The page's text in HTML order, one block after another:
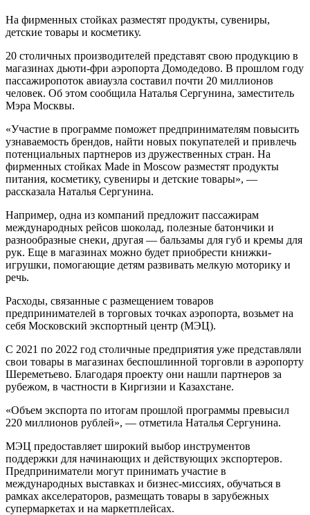
На фирменных стойках разместят продукты, сувениры,
детские товары и косметику.
20 столичных производителей представят свою продукцию в
магазинах дьюти-фри аэропорта Домодедово. В прошлом году
пассажиропоток авиаузла составил почти 20 миллионов
человек. Об этом сообщила Наталья Сергунина, заместитель
Мэра Москвы.
«Участие в программе поможет предпринимателям повысить
узнаваемость брендов, найти новых покупателей и привлечь
потенциальных партнеров из дружественных стран. На
фирменных стойках Made in Moscow разместят продукты
питания, косметику, сувениры и детские товары», —
рассказала Наталья Сергунина.
Например, одна из компаний предложит пассажирам
международных рейсов шоколад, полезные батончики и
разнообразные снеки, другая — бальзамы для губ и кремы для
рук. Еще в магазинах можно будет приобрести книжки-
игрушки, помогающие детям развивать мелкую моторику и
речь.
Расходы, связанные с размещением товаров
предпринимателей в торговых точках аэропорта, возьмет на
себя Московский экспортный центр (МЭЦ).
С 2021 по 2022 год столичные предприятия уже представляли
свои товары в магазинах беспошлинной торговли в аэропорту
Шереметьево. Благодаря проекту они нашли партнеров за
рубежом, в частности в Киргизии и Казахстане.
«Объем экспорта по итогам прошлой программы превысил
220 миллионов рублей», — отметила Наталья Сергунина.
МЭЦ предоставляет широкий выбор инструментов
поддержки для начинающих и действующих экспортеров.
Предприниматели могут принимать участие в
международных выставках и бизнес-миссиях, обучаться в
рамках акселераторов, размещать товары в зарубежных
супермаркетах и на маркетплейсах.